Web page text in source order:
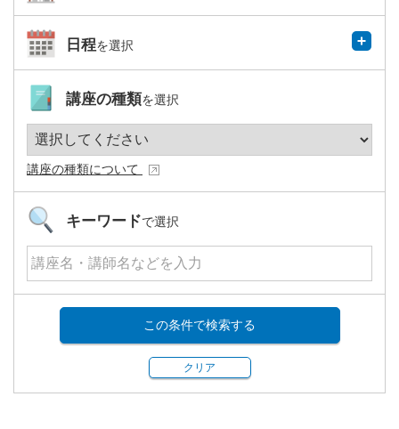
日程を選択
講座の種類を選択
講座の種類について
キーワードで選択
この条件で検索する
クリア